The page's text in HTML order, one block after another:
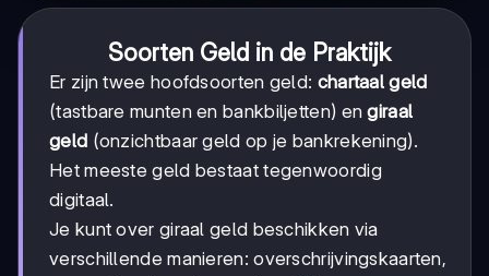
Soorten Geld in de Praktijk
Er zijn twee hoofdsoorten geld: chartaal geld
(tastbare munten en bankbiljetten) engiraal
geld (onzichtbaar geld op je bankrekening).
Het meeste geld bestaat tegenwoordig
digitaal.
Je kunt over giraal geld beschikken via
verschillende manieren: overschrijvingskaarten,